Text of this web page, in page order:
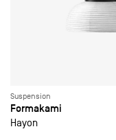
Suspension
Formakami
Hayon